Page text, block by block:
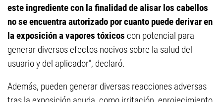
este ingrediente con la finalidad de alisar los cabellos
no se encuentra autorizado por cuanto puede derivar en
la exposición a vapores tóxicos con potencial para
generar diversos efectos nocivos sobre la salud del
usuario y del aplicador”, declaró.
Además, pueden generar diversas reacciones adversas